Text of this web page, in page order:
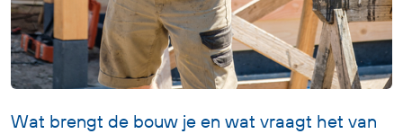
Wat brengt de bouw je en wat vraagt het van